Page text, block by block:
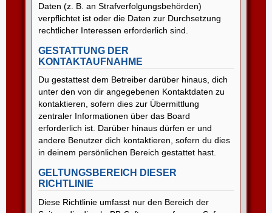
Daten (z. B. an Strafverfolgungsbehörden)
verpflichtet ist oder die Daten zur Durchsetzung
rechtlicher Interessen erforderlich sind.
GESTATTUNG DER
KONTAKTAUFNAHME
Du gestattest dem Betreiber darüber hinaus, dich
unter den von dir angegebenen Kontaktdaten zu
kontaktieren, sofern dies zur Übermittlung
zentraler Informationen über das Board
erforderlich ist. Darüber hinaus dürfen er und
andere Benutzer dich kontaktieren, sofern du dies
in deinem persönlichen Bereich gestattet hast.
GELTUNGSBEREICH DIESER
RICHTLINIE
Diese Richtlinie umfasst nur den Bereich der